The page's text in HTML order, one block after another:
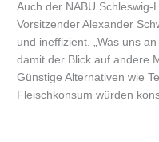
Auch der NABU Schleswig-
Vorsitzender Alexander
und ineffizient. „Was uns
damit der Blick auf andere
Günstige Alternativen wie
Fleischkonsum würden